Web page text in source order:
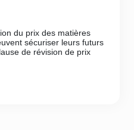
du prix des matières
sécuriser leurs futurs
de révision de prix